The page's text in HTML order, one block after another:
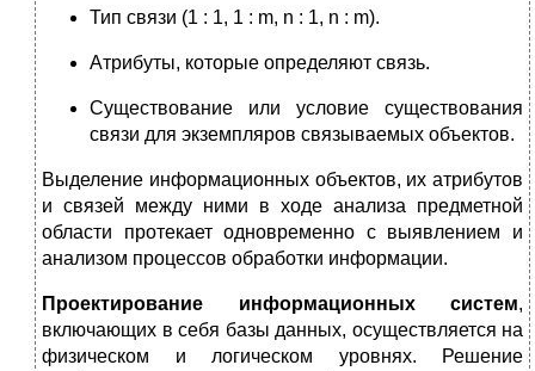
Тип связи (1 : 1, 1 : m, n : 1, n : m).
Атрибуты, которые определяют связь.
Существование или условие существования
связи для экземпляров связываемых объектов.
Выделение информационных объектов, их атрибутов
и связей между ними в ходе анализа предметной
области протекает одновременно с выявлением и
анализом процессов обработки информации.
Проектирование информационных систем,
включающих в себя базы данных, осуществляется на
физическом и логическом уровнях. Решение